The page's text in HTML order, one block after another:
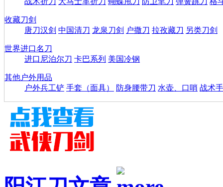
收藏刀剑
唐刀汉剑 中国清刀 龙泉刀剑 户撒刀 拉孜藏刀 另类刀剑
世界进口名刀
进口尼泊尔刀 卡巴系列 美国冷钢
其他户外用品
户外兵工铲 手套（面具） 防身腰带刀 水壶、口哨 战术